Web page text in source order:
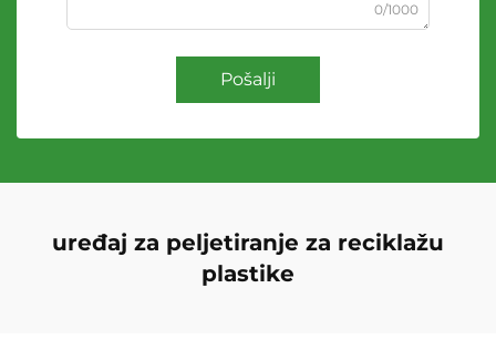
0/1000
Pošalji
uređaj za peljetiranje za reciklažu
plastike